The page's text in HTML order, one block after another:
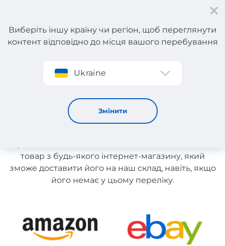
Реєстрація
Виберіть іншу країну чи регіон, щоб переглянути
контент відповідно до місця вашого перебування
Ukraine
Змінити
Спортивний одяг зі США
Спортивний одяг зі США
товар з будь-якого інтернет-магазину, який
зможе доставити його на наш склад, навіть, якщо
його немає у цьому переліку.